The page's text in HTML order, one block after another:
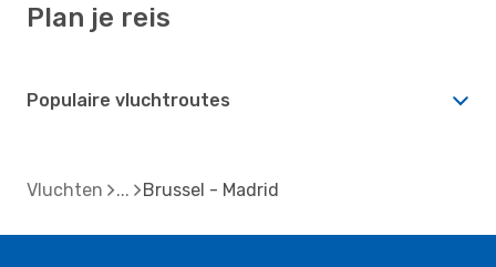
Plan je reis
Populaire vluchtroutes
Vluchten Brussel - Madrid